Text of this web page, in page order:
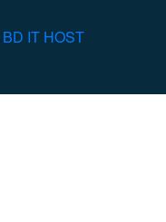
BD IT HOST